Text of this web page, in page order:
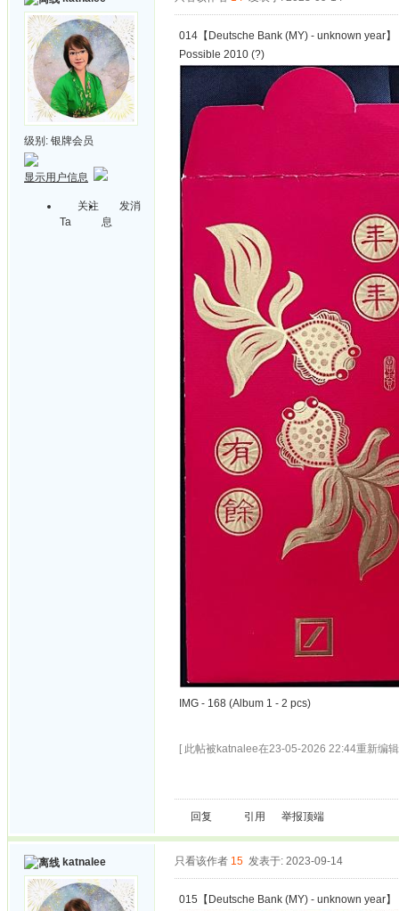
级别: 银牌会员
显示用户信息
关注
Ta
发消
息
014【Deutsche Bank (MY) - unknown year】
Possible 2010 (?)
IMG - 168 (Album 1 - 2 pcs)
[ 此帖被katnalee在23-05-2026 22:44重新编
回复 引用 举报顶端
katnalee 只看该作者 15 发表于: 2023-09-14
015【Deutsche Bank (MY) - unknown year】